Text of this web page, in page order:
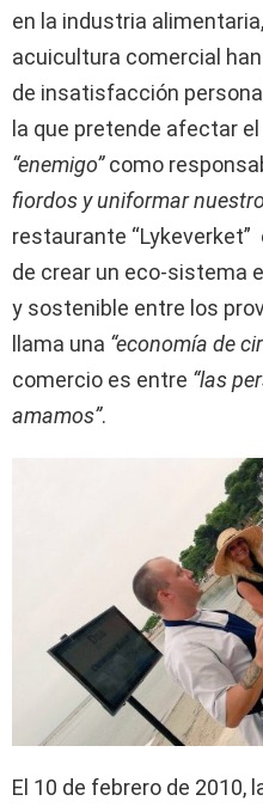
en la industria
acuicultura comercial
de insatisfacción
la que pretende afectar
“enemigo”como
fiordos y uniformar
restaurante
de crear un eco-sistema
y sostenible entre los
llama una “economía de
comercio es entre “las
amamos”.
El 10 de febrero de 2010,